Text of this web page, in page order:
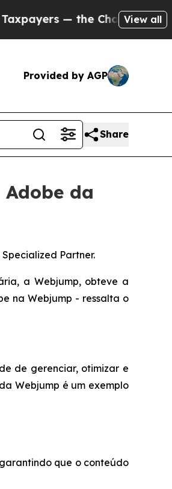
— the Chance to Cash in
View all
Provided by AGP
Share
da
Partner.
a Webjump, obteve a
na Webjump - ressalta o
de gerenciar, otimizar e
Webjump é um exemplo
que o conteúdo